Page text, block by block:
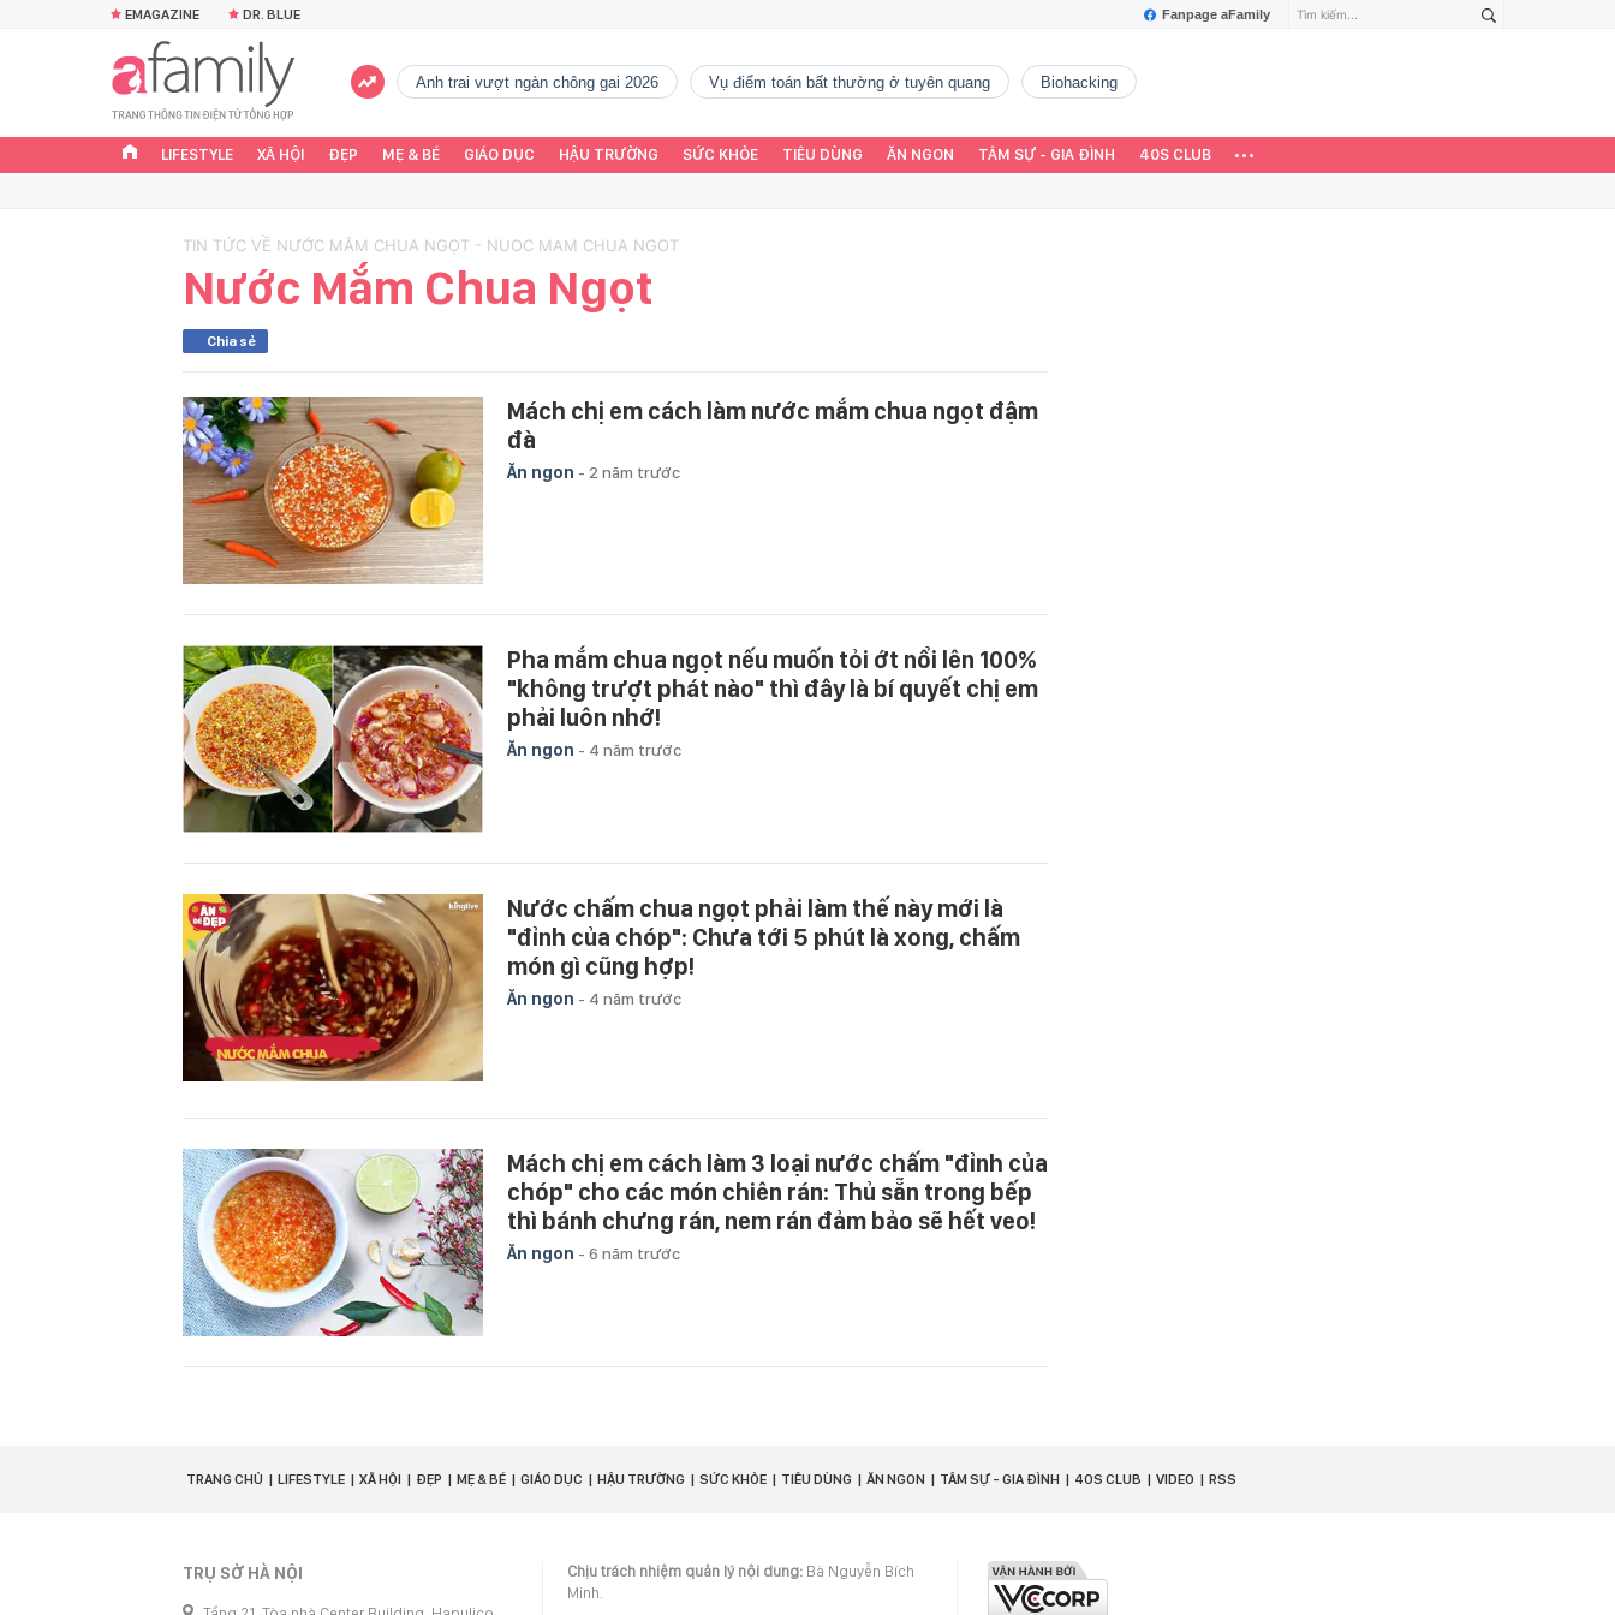
Fanpage aFamily
EMAGAZINE DR. BLUE
Anh trai vượt ngàn chông gai 2026 vụ điểm toán bất thường ở tuyên quang Biohacking
LIFESTYLE XÃ HỘI ĐẸP MẸ & BÉ GIÁO DỤC HẬU TRƯỜNG SỨC KHỎE TIÊU DÙNG ĂN NGON TÂM SỰ - GIA ĐÌNH 40S CLUB
TIN TỨC VỀ NƯỚC MẮM CHUA NGỌT - NUOC MAM CHUA NGOT
Nước Mắm Chua Ngọt
Chia sẻ
Mách chị em cách làm nước mắm chua ngọt đậm
đà
Ăn ngon - 2 năm trước
Pha mắm chua ngọt nếu muốn tỏi ớt nổi lên 100%
"không trượt phát nào" thì đây là bí quyết chị em
phải luôn nhớ!
Ăn ngon - 4 năm trước
Nước chấm chua ngọt phải làm thế này mới là
"đỉnh của chóp": Chưa tới 5 phút là xong, chấm
món gì cũng hợp!
Ăn ngon - 4 năm trước
Mách chị em cách làm 3 loại nước chấm "đỉnh của
chóp" cho các món chiên rán: Thủ sẵn trong bếp
thì bánh chưng rán, nem rán đảm bảo sẽ hết veo!
Ăn ngon - 6 năm trước
TRANG CHỦ LIFESTYLE XÃ HỘI ĐẸP MẸ & BÉ GIÁO DỤC HẬU TRƯỜNG SỨC KHỎE TIÊU DÙNG ĂN NGON TÂM SỰ - GIA ĐÌNH 40S CLUB VIDEO RSS
TRỤ SỞ HÀ NỘI Chịu trách nhiệm quản lý nội dung: Bà Nguyễn Bích
Minh.